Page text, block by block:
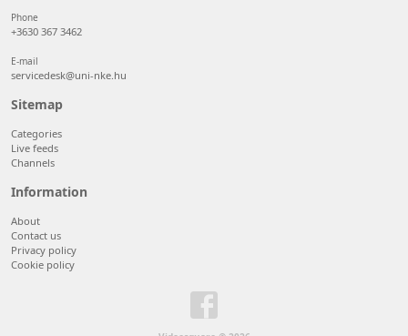
Phone
+3630 367 3462
E-mail
servicedesk@uni-nke.hu
Sitemap
Categories
Live feeds
Channels
Information
About
Contact us
Privacy policy
Cookie policy